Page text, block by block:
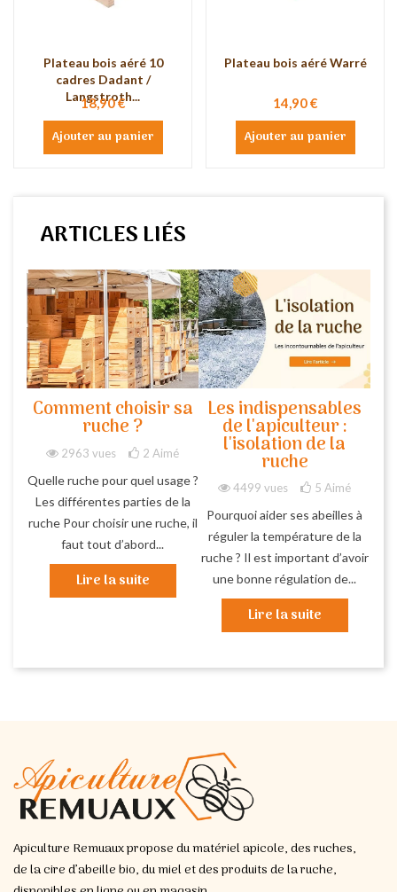
Plateau bois aéré 10
cadres Dadant /
Langstroth...
18,90 €
Ajouter au panier
Plateau bois aéré Warré
14,90 €
Ajouter au panier
ARTICLES LIÉS
Comment choisir sa
ruche ?
2963 vues 2 Aimé
Quelle ruche pour quel usage ?
Les différentes parties de la
ruche Pour choisir une ruche, il
faut tout d’abord...
Lire la suite
Les indispensables
de l'apiculteur :
l'isolation de la
ruche
4499 vues 5 Aimé
Pourquoi aider ses abeilles à
réguler la température de la
ruche ? Il est important d’avoir
une bonne régulation de...
Lire la suite
Apiculture Remuaux propose du matériel apicole, des ruches,
de la cire d’abeille bio, du miel et des produits de la ruche,